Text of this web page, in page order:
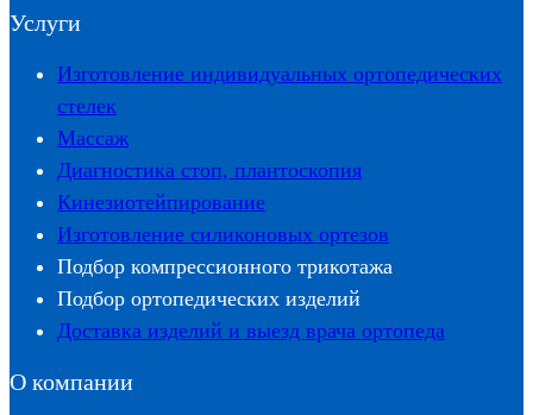
Услуги
Изготовление индивидуальных ортопедических
стелек
Массаж
Диагностика стоп, плантоскопия
Кинезиотейпирование
Изготовление силиконовых ортезов
Подбор компрессионного трикотажа
Подбор ортопедических изделий
Доставка изделий и выезд врача ортопеда
О компании